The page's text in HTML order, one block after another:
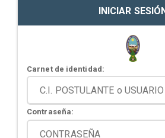
INICIAR SESIÓN
Carnet de identidad:
Contraseña: